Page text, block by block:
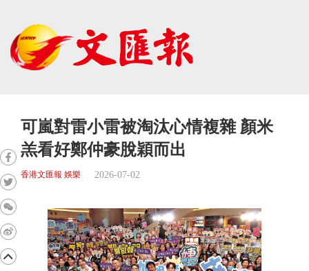
可嵐對雷小雷被淘汰心情複雜 顏米
羔看好鄭仲豪脫穎而出
香港文匯報 娛樂 2026-07-02